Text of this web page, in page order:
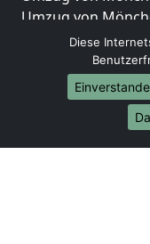
Umzug von
Umzug von
Umzug von
Umzug von
Diese